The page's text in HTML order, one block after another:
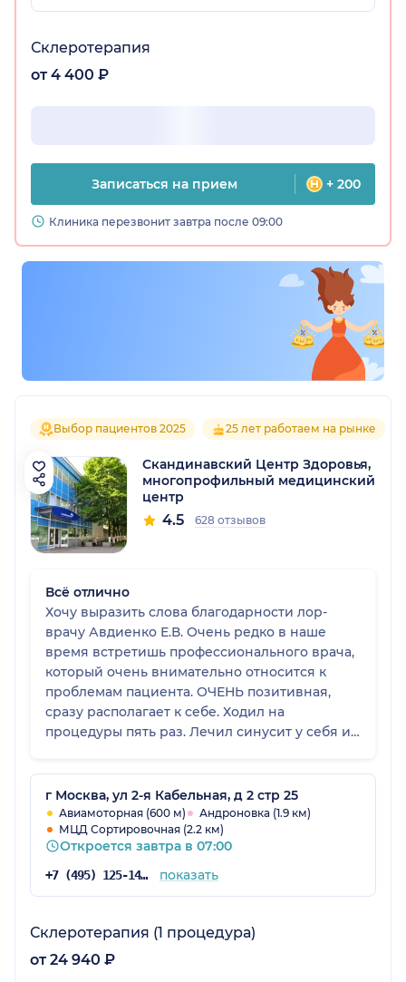
Склеротерапия
от 4 400 ₽
Записаться на прием + 200
Клиника перезвонит завтра после 09:00
Выбор пациентов 2025 25 лет работаем на рынке
Скандинавский Центр Здоровья,
многопрофильный медицинский
центр
4.5 628 отзывов
Всё отлично
Хочу выразить слова благодарности лор-
врачу Авдиенко Е.В. Очень редко в наше
время встретишь профессионального врача,
который очень внимательно относится к
проблемам пациента. ОЧЕНЬ позитивная,
сразу располагает к себе. Ходил на
процедуры пять раз. Лечил синусит у себя и
Всем рекомендую этого врача.
г Москва, ул 2-я Кабельная, д 2 стр 25
Авиамоторная (600 м)
Андроновка (1.9 км)
МЦД Сортировочная (2.2 км)
Откроется завтра в 07:00
+7 (495) 125-14-51 показать
Склеротерапия (1 процедура)
от 24 940 ₽